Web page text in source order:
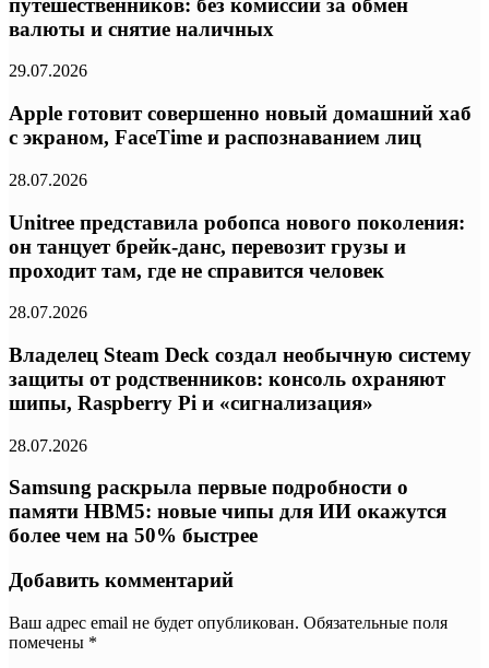
путешественников: без комиссии за обмен
валюты и снятие наличных
29.07.2026
Apple готовит совершенно новый домашний хаб
с экраном, FaceTime и распознаванием лиц
28.07.2026
Unitree представила робопса нового поколения:
он танцует брейк-данс, перевозит грузы и
проходит там, где не справится человек
28.07.2026
Владелец Steam Deck создал необычную систему
защиты от родственников: консоль охраняют
шипы, Raspberry Pi и «сигнализация»
28.07.2026
Samsung раскрыла первые подробности о
памяти HBM5: новые чипы для ИИ окажутся
более чем на 50% быстрее
Добавить комментарий
Ваш адрес email не будет опубликован. Обязательные поля
помечены *